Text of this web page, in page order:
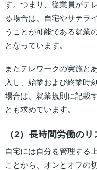
す。つまり、従業員がテ
る場合は、自宅やサテラ
うことが可能である就業
となっています。
またテレワークの実施と
入し、始業および終業時
場合は、就業規則に記載
とも求めています。
（2）長時間労働の
自宅には自分を管理する
ことから、オンとオフの